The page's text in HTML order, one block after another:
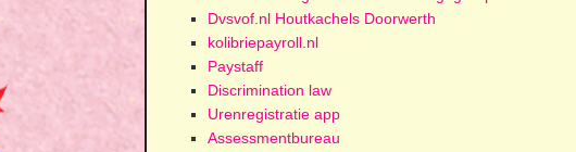
Dvsvof.nl Houtkachels Doorwerth
kolibriepayroll.nl
Paystaff
Discrimination law
Urenregistratie app
Assessmentbureau